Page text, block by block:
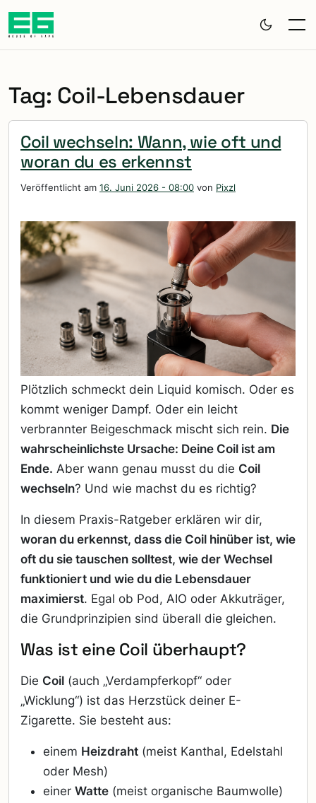
Zum Hauptinhalt springen
Tag: Coil-Lebensdauer
Coil wechseln: Wann, wie oft und
woran du es erkennst
Veröffentlicht am 16. Juni 2026 - 08:00 von Pixzl
Plötzlich schmeckt dein Liquid komisch. Oder es
kommt weniger Dampf. Oder ein leicht
verbrannter Beigeschmack mischt sich rein. Die
wahrscheinlichste Ursache: Deine Coil ist am
Ende. Aber wann genau musst du die Coil
wechseln? Und wie machst du es richtig?
In diesem Praxis-Ratgeber erklären wir dir,
woran du erkennst, dass die Coil hinüber ist, wie
oft du sie tauschen solltest, wie der Wechsel
funktioniert und wie du die Lebensdauer
maximierst. Egal ob Pod, AIO oder Akkuträger,
die Grundprinzipien sind überall die gleichen.
Was ist eine Coil überhaupt?
Die Coil (auch „Verdampferkopf“ oder
„Wicklung“) ist das Herzstück deiner E-
Zigarette. Sie besteht aus:
einem Heizdraht (meist Kanthal, Edelstahl
oder Mesh)
einer Watte (meist organische Baumwolle)